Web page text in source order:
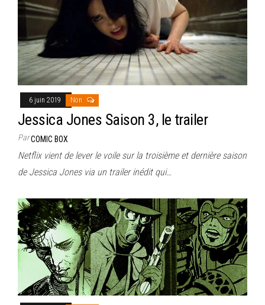
6 juin 2019 Non
Jessica Jones Saison 3, le trailer
ParCOMIC BOX
Netflix vient de lever le voile sur la troisième et dernière saison
de Jessica Jones via un trailer inédit qui…